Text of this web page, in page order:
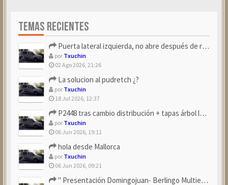
TEMAS RECIENTES
Puerta lateral izquierda, no abre después de repostar.
por Txuchin
02 Ago 2026, 21:26
La solucion al pudretch ¿?
por Txuchin
18 Jul 2026, 12:37
P2448 tras cambio distribución + tapas árbol levas
por Txuchin
06 Jun 2026, 19:11
hola desde Mallorca
por Txuchin
06 Jun 2026, 09:21
" Presentación Domingojuan- Berlingo Multiespace Blue ...